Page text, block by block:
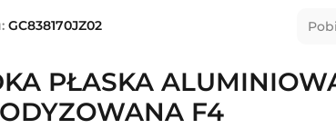
GC838170JZ02
PŁASKA
F4